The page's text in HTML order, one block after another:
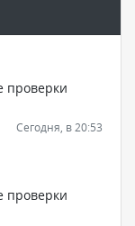
проверки
Сегодня, в 20:53
проверки